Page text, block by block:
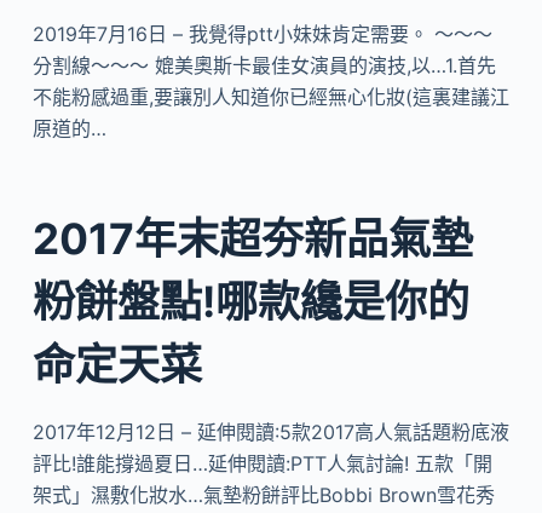
2019年7月16日 – 我覺得ptt小妹妹肯定需要。 ～～～
分割線～～～ 媲美奧斯卡最佳女演員的演技,以…1.首先
不能粉感過重,要讓別人知道你已經無心化妝(這裏建議江
原道的…
2017年末超夯新品氣墊
粉餅盤點!哪款纔是你的
命定天菜
2017年12月12日 – 延伸閱讀:5款2017高人氣話題粉底液
評比!誰能撐過夏日…延伸閱讀:PTT人氣討論! 五款「開
架式」濕敷化妝水…氣墊粉餅評比Bobbi Brown雪花秀